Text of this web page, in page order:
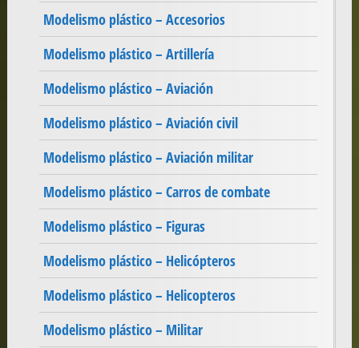
Modelismo plástico – Accesorios
Modelismo plástico – Artillería
Modelismo plástico – Aviación
Modelismo plástico – Aviación civil
Modelismo plástico – Aviación militar
Modelismo plástico – Carros de combate
Modelismo plástico – Figuras
Modelismo plástico – Helicópteros
Modelismo plástico – Helicopteros
Modelismo plástico – Militar